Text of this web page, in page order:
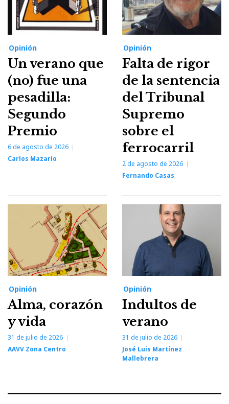
Opinión
Un verano que
(no) fue una
pesadilla:
Segundo
Premio
6 de agosto de 2026
Carlos Mazarío
Opinión
Falta de rigor
de la sentencia
del Tribunal
Supremo
sobre el
ferrocarril
2 de agosto de 2026
Fernando Casas
Opinión
Alma, corazón
y vida
31 de julio de 2026
AAVV Zona Centro
Opinión
Indultos de
verano
31 de julio de 2026
José Luis Martínez
Mallebrera